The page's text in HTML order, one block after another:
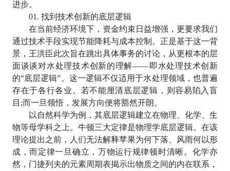
进步。
01. 找到技术创新的底层逻辑
在当前经济环境下，资金约束日益增强，更要求我们
通过技术手段实现节能降耗与成本控制。正是基于这一背
景，王洪臣此次旨在跳出具体事务的讨论，从更根本的层
面谈谈对水处理技术创新的理解——即水处理技术创新
的“底层逻辑”。这一逻辑不仅适用于水处理领域，也普遍
存在于各行各业。若不能厘清底层逻辑，则容易陷入盲
目 ;而一旦领悟，发展方向便将豁然开朗。
以自然科学为例，其底层逻辑建立在物理、化学、生
物等母学科之上。牛顿三大定律是物理学底层逻辑。在该
理论提出之前，人们无法解释苹果为何下落、风雨何以形
成，而定律一旦确立，万物运行规律顿时清晰。化学亦
然，门捷列夫的元素周期表揭示出物质之间的内在联系，